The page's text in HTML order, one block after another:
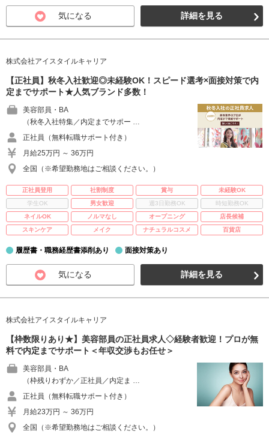
気になる 詳細を見る
株式会社アイスタイルキャリア
【正社員】秋冬入社歓迎◎未経験OK！スピード選考×面接対策で内
定までサポート★人気ブランド多数！
美容部員・BA
（秋冬入社特集／内定までサポー …
正社員（無料転職サポート付き）
月給25万円 ～ 36万円
全国（※希望勤務地はご相談ください。）
正社員登用 社割制度 賞与
未経験OK
学生OK
男女歓迎 週3日勤務OK
時短勤務OK
ネイルOK
ノルマなし オープニング
店長候補
スキンケア
メイク ナチュラルコスメ 百貨店
履歴書・職務経歴書添削あり 面接対策あり
気になる 詳細を見る
株式会社アイスタイルキャリア
【枠数限りあり★】美容部員の正社員求人◇経験者歓迎！プロが無
料で内定までサポート＜年収交渉もお任せ＞
美容部員・BA
（枠残りわずか／正社員／内定ま …
正社員（無料転職サポート付き）
月給23万円 ～ 36万円
全国（※希望勤務地はご相談ください。）